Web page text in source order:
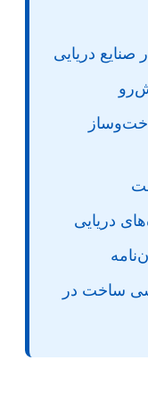
دریایی
دریایی
ساخت در